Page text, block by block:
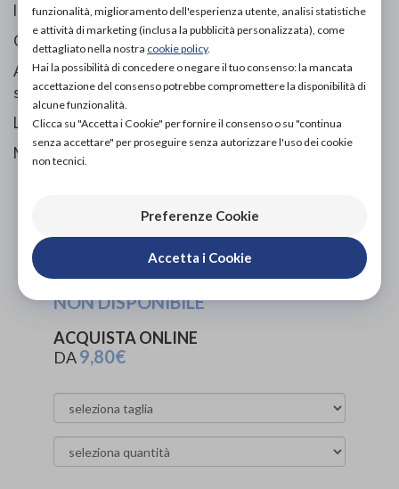
l'attrito e la pressione senza creare ingombro.
Comfort e benessere per un sollievo immediato.
Ambidestro: indossabile sia sul piede destro che
sinistro.
Lavabile e riutilizzabile.
Misura unica.
PROVA E NOLEGGIA IN NEGOZIO
NON DISPONIBILE
ACQUISTA ONLINE
DA9,80€
funzionalità, miglioramento dell'esperienza utente, analisi statistiche
e attività di marketing (inclusa la pubblicità personalizzata), come
dettagliato nella nostra cookie policy.
Hai la possibilità di concedere o negare il tuo consenso: la mancata
accettazione del consenso potrebbe compromettere la disponibilità di
alcune funzionalità.
Clicca su "Accetta i Cookie" per fornire il consenso o su "continua
senza accettare" per proseguire senza autorizzare l'uso dei cookie
non tecnici.
Preferenze Cookie
Accetta i Cookie